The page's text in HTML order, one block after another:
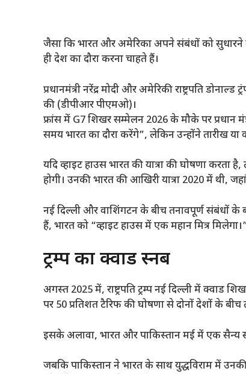
जैसा कि भारत और अमेरिका अपने संबंधों को सुधारने के
ही देश का दौरा करना चाहते हैं।
प्रधानमंत्री नरेंद्र मोदी और अमेरिकी राष्ट्रपति
की (डीपीआर पीएमओ)।
फ्रांस में G7 शिखर सम्मेलन 2026 के मौके पर प्रधान
समय भारत का दौरा करेंगे”, लेकिन उन्होंने तारीख या
यदि व्हाइट हाउस भारत की यात्रा की घोषणा करता
होगी। उनकी भारत की आखिरी यात्रा 2020 में थी,
नई दिल्ली और वाशिंगटन के बीच तनावपूर्ण संबंधों के
हैं, भारत को “व्हाइट हाउस में एक महान मित्र
ट्रम्प का क्वाड स्नब
अगस्त 2025 में, राष्ट्रपति ट्रम्प नई दिल्ली में क्वाड
पर 50 प्रतिशत टैरिफ की घोषणा से दोनों देशों के बीच
इसके अलावा, भारत और पाकिस्तान मई में एक सैन्य
जबकि पाकिस्तान ने भारत के साथ युद्धविराम में